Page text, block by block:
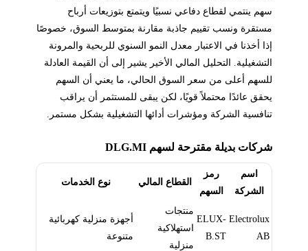
سهم ينتمي لقطاع دفاعي نسبيًا ويتمتع بتوزيعات أرباح
مستقرة ونسب تقييم جاذبة مقارنة بمتوسط السوق، خصوصًا
إذا أخذنا في الاعتبار معدل النمو السنوي للربحية والمرونة
التشغيلية. التحليل المالي الأخير يشير إلى أن القيمة العادلة
للسهم أعلى من سعر السوق الحالي، ما يعني أن السهم
يحقق عائدًا محتملاً قويًا، لكن يبقى للمستثمر أن يراقب
تنافسية الشركة ومؤشرات أدائها التشغيلية بشكل مستمر.
شركات بديلة مقترحة لسهم DLG.MI
اسم
الشركة
رمز
السهم
القطاع المالي نوع الخدمات
Electrolux
AB
ELUX-
B.ST
منتجات
استهلاكية
منزلية
أجهزة منزلية كهربائية
متنوعة